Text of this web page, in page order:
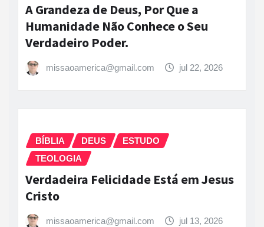
A Grandeza de Deus, Por Que a
Humanidade Não Conhece o Seu
Verdadeiro Poder.
missaoamerica@gmail.com jul 22, 2026
BÍBLIA DEUS
ESTUDO
TEOLOGIA
Verdadeira Felicidade Está em Jesus
Cristo
missaoamerica@gmail.com jul 13, 2026